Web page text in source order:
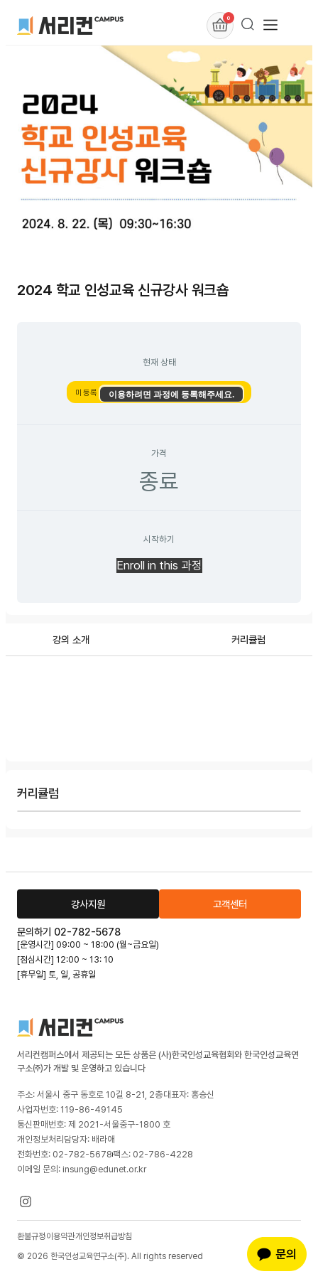
0
2024 학교 인성교육 신규강사 워크숍
현재 상태
미등록 이용하려면 과정에 등록해주세요.
가격
종료
시작하기
Enroll in this 과정
강의 소개 커리큘럼
커리큘럼
강사지원 고객센터
문의하기 02-782-5678
[운영시간] 09:00 ~ 18:00 (월~금요일)
[점심시간] 12:00 ~ 13: 10
[휴무일] 토, 일, 공휴일
서리컨캠퍼스에서 제공되는 모든 상품은 (사)한국인성교육협회와 한국인성교육연
구소㈜가 개발 및 운영하고 있습니다
주소: 서울시 중구 동호로 10길 8-21, 2층대표자: 홍승신
사업자번호: 119-86-49145
통신판매번호: 제 2021-서울중구-1800 호
개인정보처리담당자: 배라애
전화번호: 02-782-5678팩스: 02-786-4228
이메일 문의: insung@edunet.or.kr
© 2026 한국인성교육연구소(주). All rights reserved
환불규정 이용약관개인정보취급방침